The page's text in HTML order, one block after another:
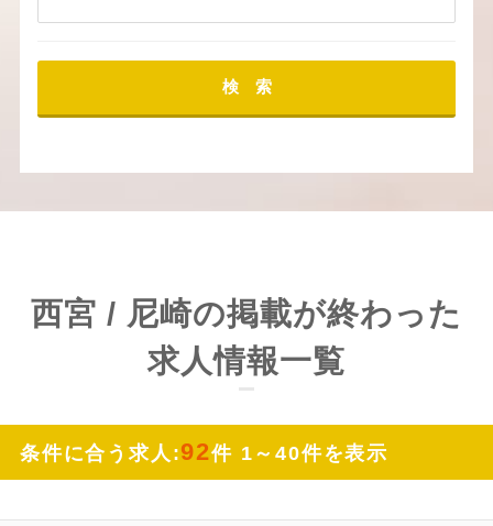
検 索
西宮 / 尼崎の掲載が終わった
求人情報一覧
条件に合う求人:92件 1～40件を表示